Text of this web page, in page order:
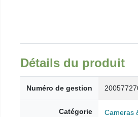
Détails du produit
Numéro de gestion
Catégorie Cameras